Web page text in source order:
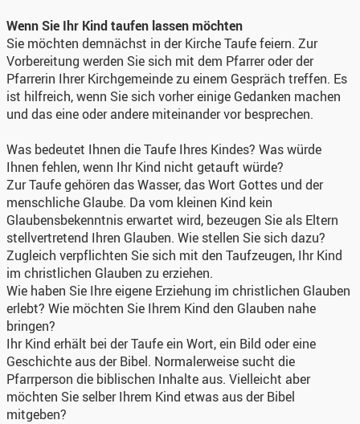
Wenn Sie Ihr Kind taufen lassen möchten
Sie möchten demnächst in der Kirche Taufe feiern. Zur
Vorbereitung werden Sie sich mit dem Pfarrer oder der
Pfarrerin Ihrer Kirchgemeinde zu einem Gespräch treffen. Es
ist hilfreich, wenn Sie sich vorher einige Gedanken machen
und das eine oder andere miteinander vor besprechen.
Was bedeutet Ihnen die Taufe Ihres Kindes? Was würde
Ihnen fehlen, wenn Ihr Kind nicht getauft würde?
Zur Taufe gehören das Wasser, das Wort Gottes und der
menschliche Glaube. Da vom kleinen Kind kein
Glaubensbekenntnis erwartet wird, bezeugen Sie als Eltern
stellvertretend Ihren Glauben. Wie stellen Sie sich dazu?
Zugleich verpflichten Sie sich mit den Taufzeugen, Ihr Kind
im christlichen Glauben zu erziehen.
Wie haben Sie Ihre eigene Erziehung im christlichen Glauben
erlebt? Wie möchten Sie Ihrem Kind den Glauben nahe
bringen?
Ihr Kind erhält bei der Taufe ein Wort, ein Bild oder eine
Geschichte aus der Bibel. Normalerweise sucht die
Pfarrperson die biblischen Inhalte aus. Vielleicht aber
möchten Sie selber Ihrem Kind etwas aus der Bibel
mitgeben?